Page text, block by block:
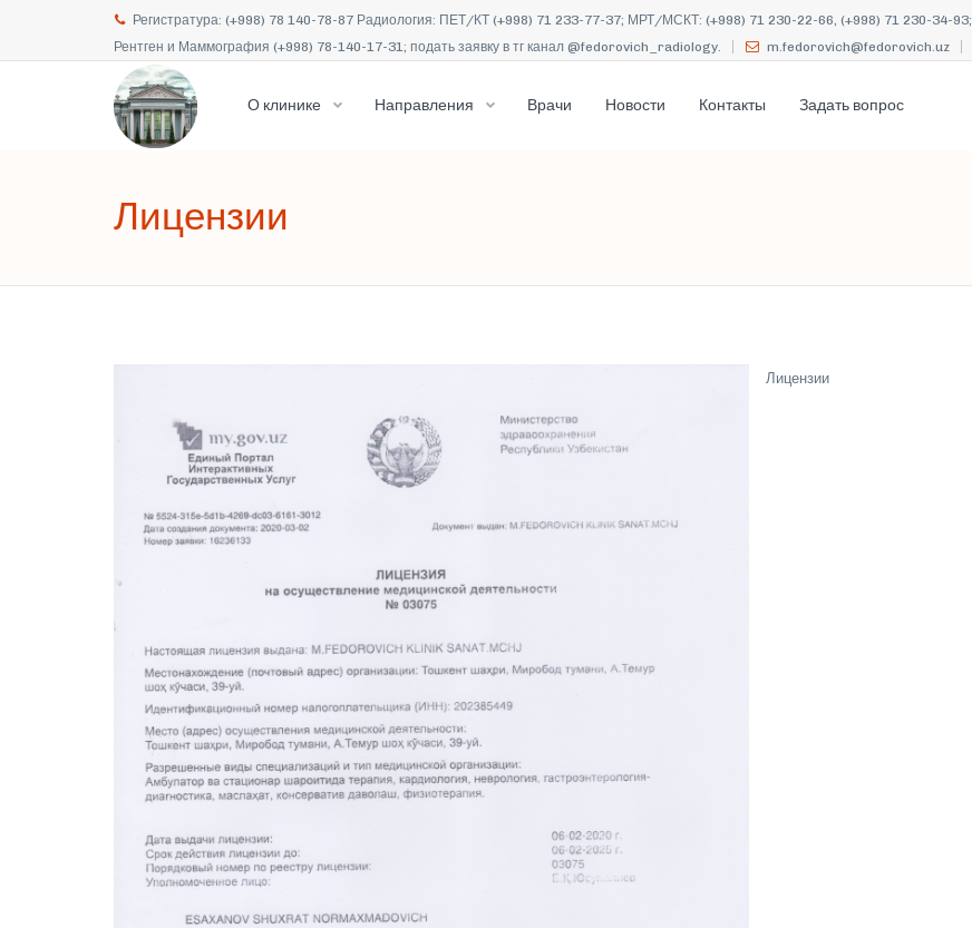
Регистратура: (+998) 78 140-78-87 Радиология: ПЕТ/КТ (+998) 71 233-77-37; МРТ/МСКТ: (+998) 71 230-22-66, (+998) 71 230-34-93;
Рентген и Маммография (+998) 78-140-17-31; подать заявку в тг канал @fedorovich_radiology.
m.fedorovich@fedorovich.uz
О клинике Направления Врачи Новости Контакты Задать вопрос
Лицензии
Лицензии